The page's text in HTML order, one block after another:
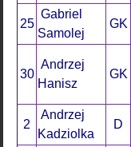
25
Gabriel
Samolej
GK
30
Andrzej
Hanisz
GK
2
Andrzej
Kadziolka
D